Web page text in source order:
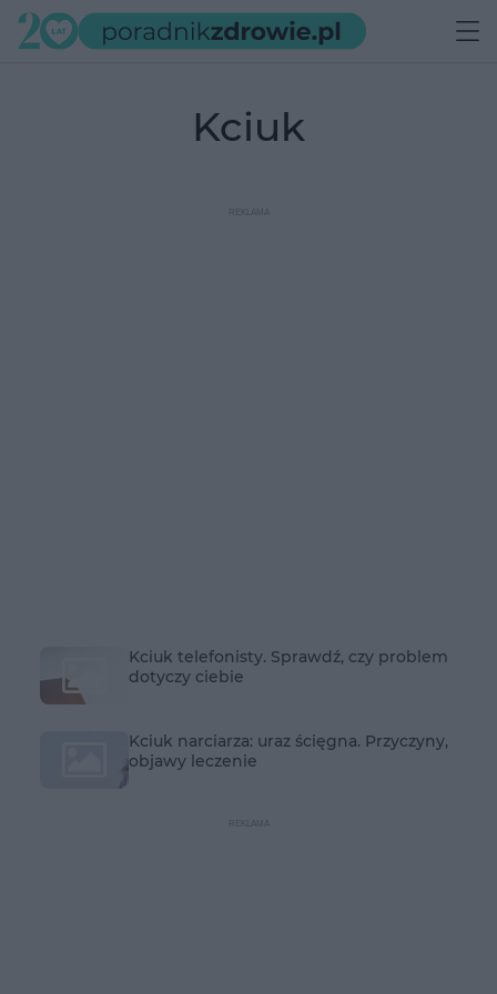
kciuk
Kciuk telefonisty. Sprawdź, czy problem
dotyczy ciebie
Kciuk narciarza: uraz ścięgna. Przyczyny,
objawy leczenie